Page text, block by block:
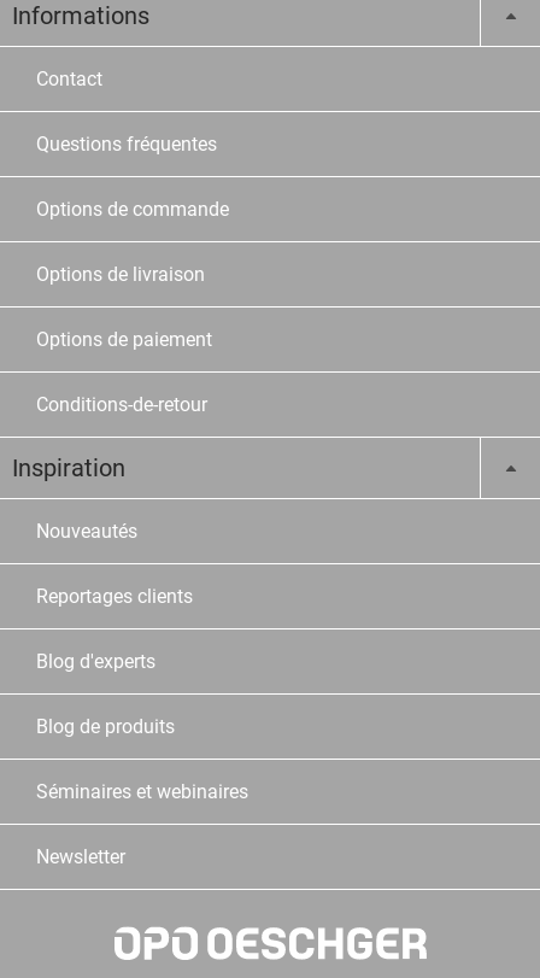
Informations
Contact
Questions fréquentes
Options de commande
Options de livraison
Options de paiement
Conditions-de-retour
Inspiration
Nouveautés
Reportages clients
Blog d'experts
Blog de produits
Séminaires et webinaires
Newsletter